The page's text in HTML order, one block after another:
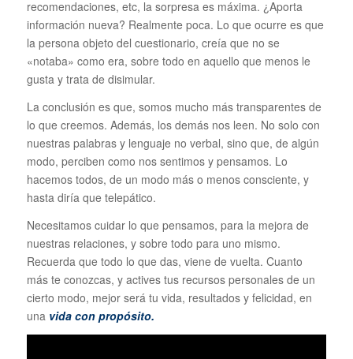
recomendaciones, etc, la sorpresa es máxima. ¿Aporta
información nueva? Realmente poca. Lo que ocurre es que
la persona objeto del cuestionario, creía que no se
«notaba» como era, sobre todo en aquello que menos le
gusta y trata de disimular.
La conclusión es que, somos mucho más transparentes de
lo que creemos. Además, los demás nos leen. No solo con
nuestras palabras y lenguaje no verbal, sino que, de algún
modo, perciben como nos sentimos y pensamos. Lo
hacemos todos, de un modo más o menos consciente, y
hasta diría que telepático.
Necesitamos cuidar lo que pensamos, para la mejora de
nuestras relaciones, y sobre todo para uno mismo.
Recuerda que todo lo que das, viene de vuelta. Cuanto
más te conozcas, y actives tus recursos personales de un
cierto modo, mejor será tu vida, resultados y felicidad, en
una vida con propósito.